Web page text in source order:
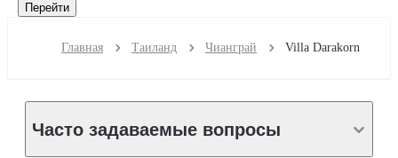
Перейти
Главная Таиланд Чианграй Villa Darakorn
Часто задаваемые вопросы